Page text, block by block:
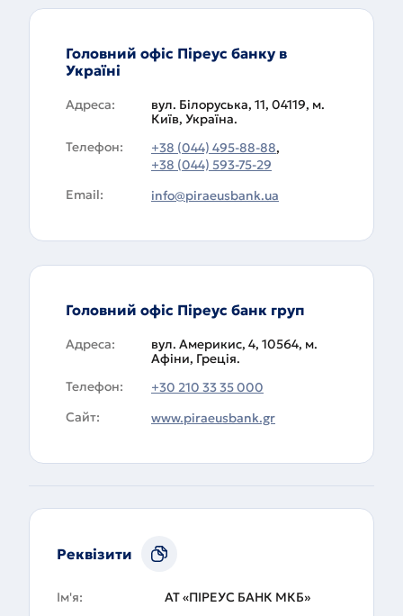
Головний офіс Піреус банку в
Україні
Адреса:
вул. Білоруська, 11, 04119, м.
Київ, Українa.
Телефон:
+38 (044) 495-88-88,
+38 (044) 593-75-29
Email:
info@piraeusbank.ua
Головний офіс Піреус банк груп
Адреса:
вул. Америкис, 4, 10564, м.
Афіни, Греція.
Телефон:
+30 210 33 35 000
Сайт:
www.piraeusbank.gr
Реквізити
Ім'я:
АТ «ПІРЕУС БАНК МКБ»